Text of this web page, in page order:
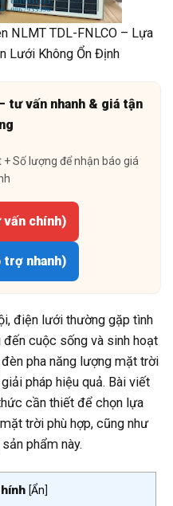
NLMT TDL-FNLCO – Lựa
Lưới Không Ổn Định
tư vấn nhanh & giá tận
Số lượng để nhận báo giá
vấn chính)
trợ nhanh)
điện lưới thường gặp tình
đến cuộc sống và sinh hoạt
pha năng lượng mặt trời
pháp hiệu quả. Bài viết
cần thiết để chọn lựa
trời phù hợp, cũng như
phẩm này.
[Ẩn]